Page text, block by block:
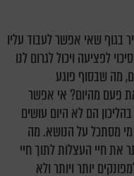
בגוף שאי אפשר לעבוד עליו
לפציעה ויכול לגרום לנו
מה שבסוף פוגע
פעם מהיום? אי אפשר
הם לא היום עושים
מי מסתכל על הנושא. מה
את חיי העצלות לתוך חיי
יותר ויותר ולא